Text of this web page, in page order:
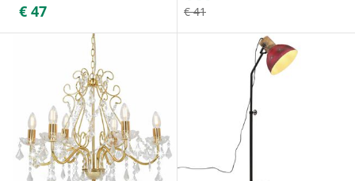
€ 47 € 41